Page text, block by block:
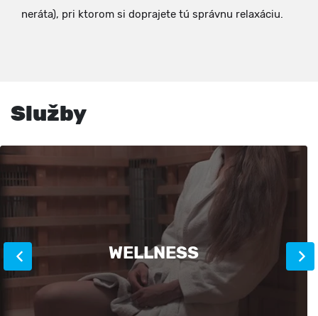
neráta), pri ktorom si doprajete tú správnu relaxáciu.
Služby
WELLNESS